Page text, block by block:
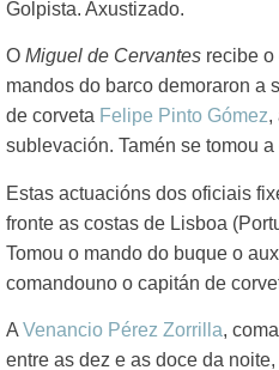
Golpista. Axustizado.
O Miguel de Cervantes recibe
mandos do barco demoraron a
de corveta Felipe Pinto Gómez,
sublevación. Tamén se tomou
Estas actuacións dos oficiais
fronte as costas de Lisboa
Tomou o mando do buque o
comandouno o capitán de
A Venancio Pérez Zorrilla,
entre as dez e as doce da